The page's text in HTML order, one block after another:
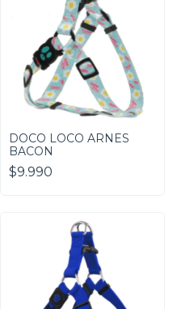
DOCO LOCO ARNES
BACON
$9.990